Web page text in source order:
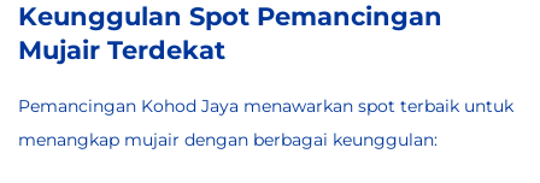
Keunggulan Spot Pemancingan
Mujair Terdekat
Pemancingan Kohod Jaya menawarkan spot terbaik untuk
menangkap mujair dengan berbagai keunggulan: